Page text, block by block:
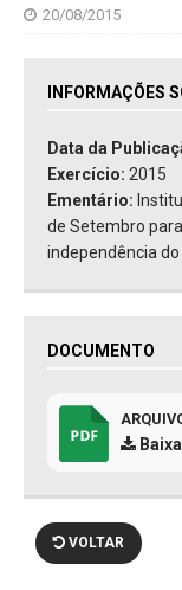
20/08/2015
INFORMAÇÕES
Data da
Exercício: 2015
Ementário:
de Setembro
independência do
DOCUMENTO
VOLTAR